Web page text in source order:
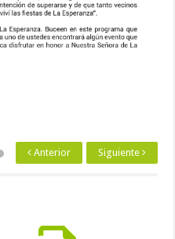
Siguiente
Anterior